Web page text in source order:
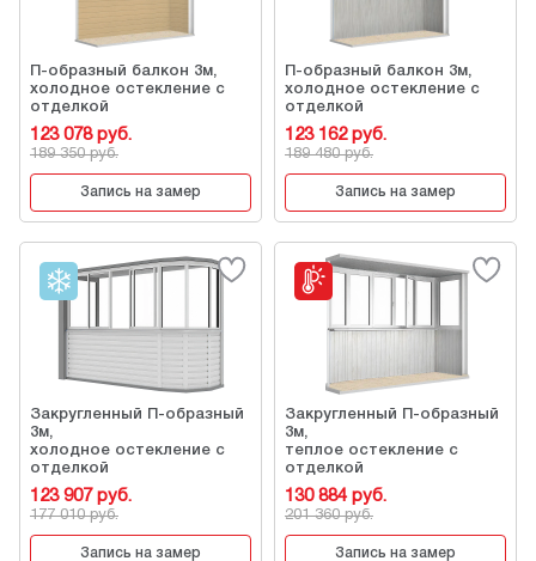
П-образный балкон 3м,
холодное остекление с
отделкой
123 078 руб.
189 350 руб.
Запись на замер
П-образный балкон 3м,
холодное остекление с
отделкой
123 162 руб.
189 480 руб.
Запись на замер
Закругленный П-образный
3м,
холодное остекление с
отделкой
123 907 руб.
177 010 руб.
Запись на замер
Закругленный П-образный
3м,
теплое остекление с
отделкой
130 884 руб.
201 360 руб.
Запись на замер